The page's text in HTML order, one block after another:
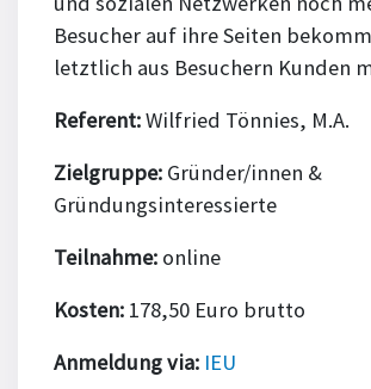
Besucher auf ihre Seiten
letztlich aus Besuchern Kunden
Referent:Wilfried Tönnies, M.A.
Zielgruppe: Gründer/innen &
Gründungsinteressierte
Teilnahme: online
Kosten: 178,50 Euro brutto
Anmeldung via: IEU